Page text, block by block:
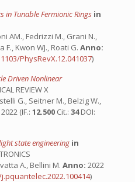
in Tunable Fermionic Rings in
AM., Fedrizzi M., Grani N.,
F., Kwon WJ., Roati G. Anno:
PhysRevX.12.041037)
Driven Nonlinear
REVIEW X
G., Seitner M., Belzig W.,
2022 (IF.: 12.500 Cit.: 34DOI:
state engineering in
A., Bellini M. Anno: 2022
j.pquantelec.2022.100414)